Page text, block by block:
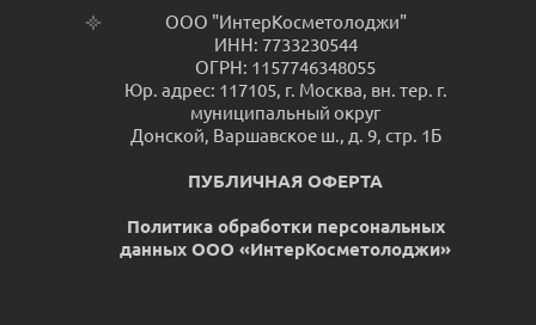
ООО "ИнтерКосметолоджи"
ИНН: 7733230544
ОГРН: 1157746348055
Юр. адрес: 117105, г. Москва, вн. тер. г.
муниципальный округ
Донской, Варшавское ш., д. 9, стр. 1Б
ПУБЛИЧНАЯ ОФЕРТА
Политика обработки персональных
данных ООО «ИнтерКосметолоджи»